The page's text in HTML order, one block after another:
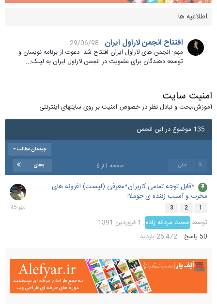
اطلاعیه ها
افتتاح انجمن لاراول ایران
29/06/98
مهم: انجمن های لاراول ایران افتتاح شد. دعوت از برنامه نویسان و
توسعه دهندگان برای عضویت در انجمن لاراول ایران به لینک...
امنیت سایت
آموزش،بحث و نبادل نظر در خصوص امنیت بر روی سایتهای اینترنتی
135 موضوع در این انجمن
چیدمان مطالب
قبلی بعدی صفحه 1 از 6
*قابل توجه تمامی کاربران*معرفی (لیست) افزونه های
مخرب و آسیب زننده ی جوملا!
توسطحجت مردانه زاده,1 فروردین 1391
50 پاسخ 26,472بازدید
3
مهر